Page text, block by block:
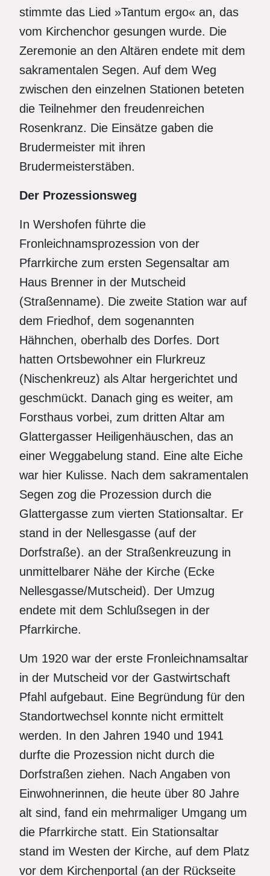
stimmte das Lied »Tantum ergo« an, das
vom Kirchenchor gesungen wurde. Die
Zeremonie an den Altären endete mit dem
sakramentalen Segen. Auf dem Weg
zwischen den einzelnen Stationen beteten
die Teilnehmer den freudenreichen
Rosenkranz. Die Einsätze gaben die
Brudermeister mit ihren
Brudermeisterstäben.
Der Prozessionsweg
In Wershofen führte die
Fronleichnamsprozession von der
Pfarrkirche zum ersten Segensaltar am
Haus Brenner in der Mutscheid
(Straßenname). Die zweite Station war auf
dem Friedhof, dem sogenannten
Hähnchen, oberhalb des Dorfes. Dort
hatten Ortsbewohner ein Flurkreuz
(Nischenkreuz) als Altar hergerichtet und
geschmückt. Danach ging es weiter, am
Forsthaus vorbei, zum dritten Altar am
Glattergasser Heiligenhäuschen, das an
einer Weggabelung stand. Eine alte Eiche
war hier Kulisse. Nach dem sakramentalen
Segen zog die Prozession durch die
Glattergasse zum vierten Stationsaltar. Er
stand in der Nellesgasse (auf der
Dorfstraße). an der Straßenkreuzung in
unmittelbarer Nähe der Kirche (Ecke
Nellesgasse/Mutscheid). Der Umzug
endete mit dem Schlußsegen in der
Pfarrkirche.
Um 1920 war der erste Fronleichnamsaltar
in der Mutscheid vor der Gastwirtschaft
Pfahl aufgebaut. Eine Begründung für den
Standortwechsel konnte nicht ermittelt
werden. In den Jahren 1940 und 1941
durfte die Prozession nicht durch die
Dorfstraßen ziehen. Nach Angaben von
Einwohnerinnen, die heute über 80 Jahre
alt sind, fand ein mehrmaliger Umgang um
die Pfarrkirche statt. Ein Stationsaltar
stand im Westen der Kirche, auf dem Platz
vor dem Kirchenportal (an der Rückseite